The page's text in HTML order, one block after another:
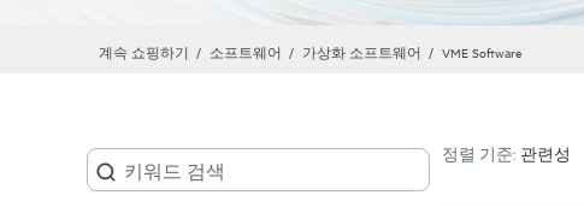
계속 쇼핑하기 소프트웨어 가상화 소프트웨어 VME Software
정렬 기준: